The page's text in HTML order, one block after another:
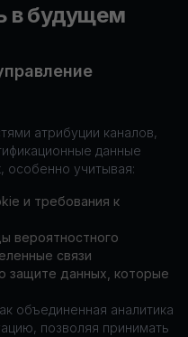
в будущем
атрибуции каналов,
данные
особенно учитывая:
и требования к
вероятностного
связи
защите данных, которые
объединенная аналитика
позволяя принимать